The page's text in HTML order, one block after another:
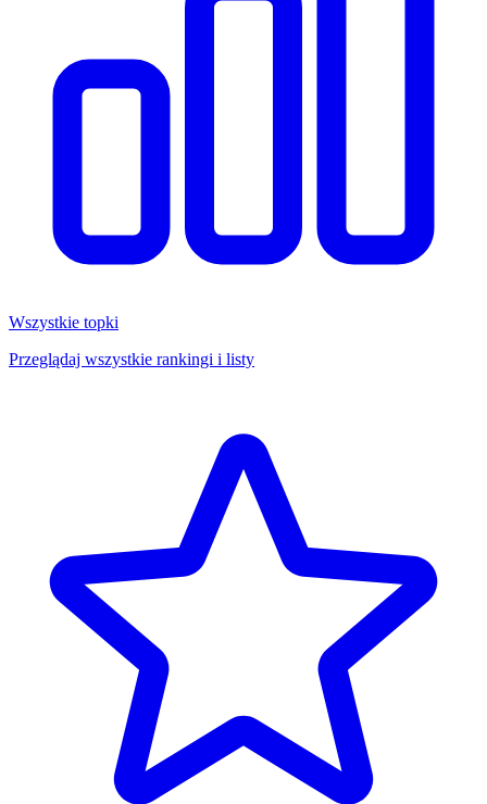
Wszystkie topki
Przeglądaj wszystkie rankingi i listy